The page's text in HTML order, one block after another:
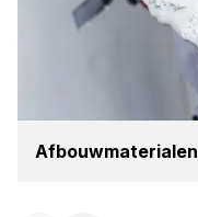
Afbouw­ma­te­ri­a­len